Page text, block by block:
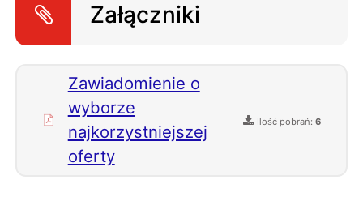
Załączniki
Zawiadomienie o
wyborze
najkorzystniejszej
oferty
Ilość pobrań: 6